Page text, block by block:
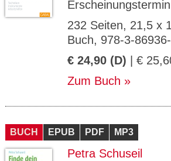
232 Seiten, 21,5 x
Buch, 978-3-
€ 24,90 (D) | €
Zum Buch
BUCH EPUB PDF MP3
Petra Schuseil